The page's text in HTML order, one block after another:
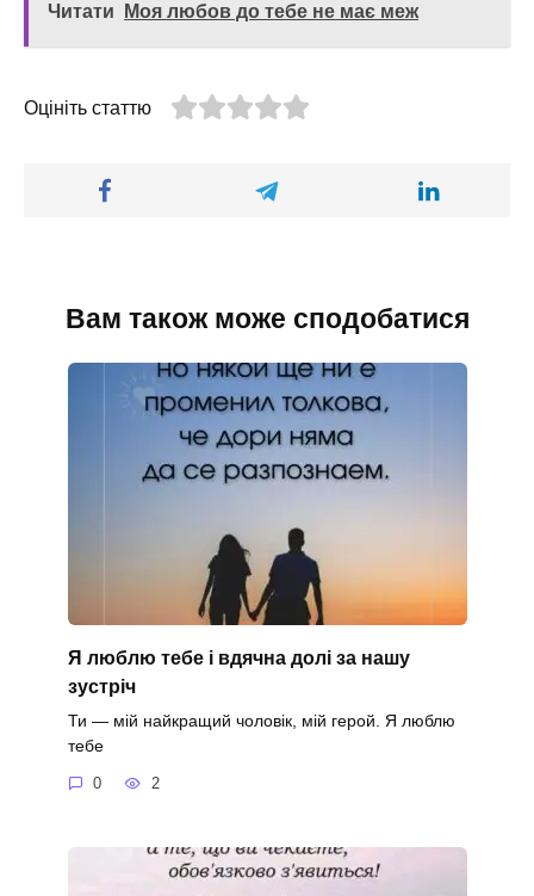
Читати Моя любов до тебе не має меж
Оцініть статтю
Вам також може сподобатися
Я люблю тебе і вдячна долі за нашу
зустріч
Ти — мій найкращий чоловік, мій герой. Я люблю
тебе
0 2